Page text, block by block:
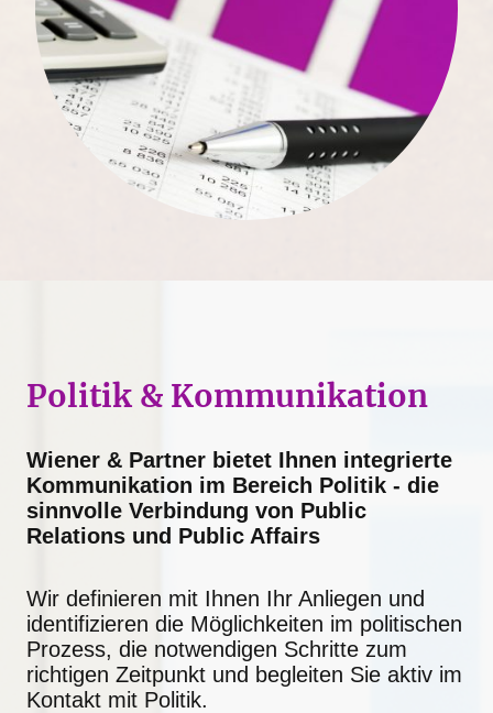
Politik & Kommunikation
Wiener & Partner bietet Ihnen integrierte
Kommunikation im Bereich Politik - die
sinnvolle Verbindung von Public
Relations und Public Affairs
Wir definieren mit Ihnen Ihr Anliegen und
identifizieren die Möglichkeiten im politischen
Prozess, die notwendigen Schritte zum
richtigen Zeitpunkt und begleiten Sie aktiv im
Kontakt mit Politik.